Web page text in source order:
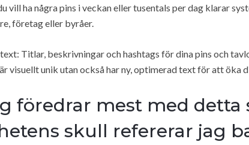
vill ha några pins i veckan eller tusentals per dag klarar
företag eller byråer.
Titlar, beskrivningar och hashtags för dina pins och
visuellt unik utan också har ny, optimerad text för att öka
föredrar mest med detta
skull refererar jag